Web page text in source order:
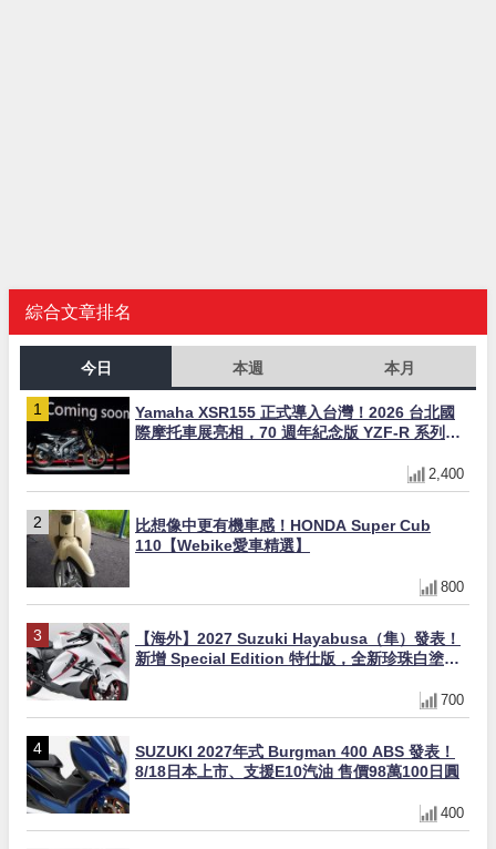
綜合文章排名
今日 本週 本月
Yamaha XSR155 正式導入台灣！2026 台北國
際摩托車展亮相，70 週年紀念版 YZF-R 系列限
2,400
比想像中更有機車感！HONDA Super Cub
110【Webike愛車精選】
800
【海外】2027 Suzuki Hayabusa（隼）發表！
新增 Special Edition 特仕版，全新珍珠白塗裝
700
SUZUKI 2027年式 Burgman 400 ABS 發表！
8/18日本上市、支援E10汽油 售價98萬100日圓
400